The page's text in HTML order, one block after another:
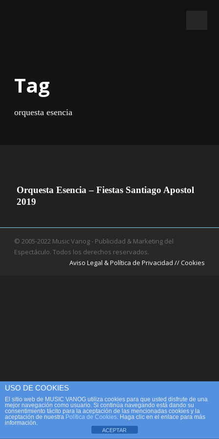
Tag
orquesta esencia
Orquesta Esencia – Fiestas Santiago Apostol
2019
© 2005-2022 Music Vanog - Publicidad & Marketing del
Espectáculo. Todos los derechos reservados.
Aviso Legal & Política de Privacidad // Cookies
USO DE COOKIES
El sitio web de MUSIC VANOG utiliza cookies para que usted disfrute de una
mejor navegación como usuario. Si continúa navegando está dando su
consentimiento tácito para la aceptación de las mencionadas cookies y la
aceptación de nuestra Política de Cookies. Haga clic en el enlace para más
información.
ACEPTAR